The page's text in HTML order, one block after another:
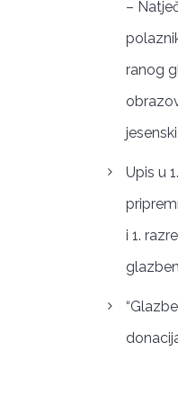
–
ranog
Upis u
i 1.